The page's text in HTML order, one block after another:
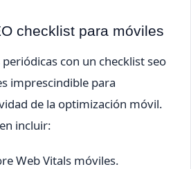
checklist para móviles
con un checklist seo
imprescindible para
de la optimización móvil.
incluir:
Web Vitals móviles.